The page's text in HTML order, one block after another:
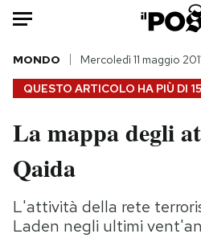
HOME
Italia
Politica
Tecnologia
Internet
QUESTO ARTICOLO HA PIÙ DI
MONDO Mercoledì 11 maggio
La mappa degli
Qaida
L'attività della rete
Laden negli ultimi